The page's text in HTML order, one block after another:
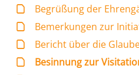
Begrüßung der
Bemerkungen zur
Bericht über die
Besinnung zur